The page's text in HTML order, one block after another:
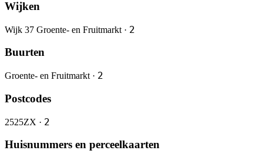
Wijken
Wijk 37 Groente- en Fruitmarkt · 2
Buurten
Groente- en Fruitmarkt · 2
Postcodes
2525ZX · 2
Huisnummers en perceelkaarten